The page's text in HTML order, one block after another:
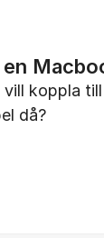
koppla
då?